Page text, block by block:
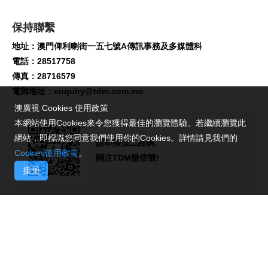
保持聯繫
地址：澳門俾利喇街一五七號A傳訊事務及多媒體科
電話：28517758
傳真：28716579
電郵地址： enquiry@tdm.com.mo
請即掃描二維碼,
關注TDM微信號!
澳廣視 Cookies 使用政策
本網站使用Cookies來令您獲得最佳的瀏覽體驗。若繼續瀏覽此
網站，即標識您同意我們使用你的Cookies。詳情請見我們的
Cookies使用政策。
接受